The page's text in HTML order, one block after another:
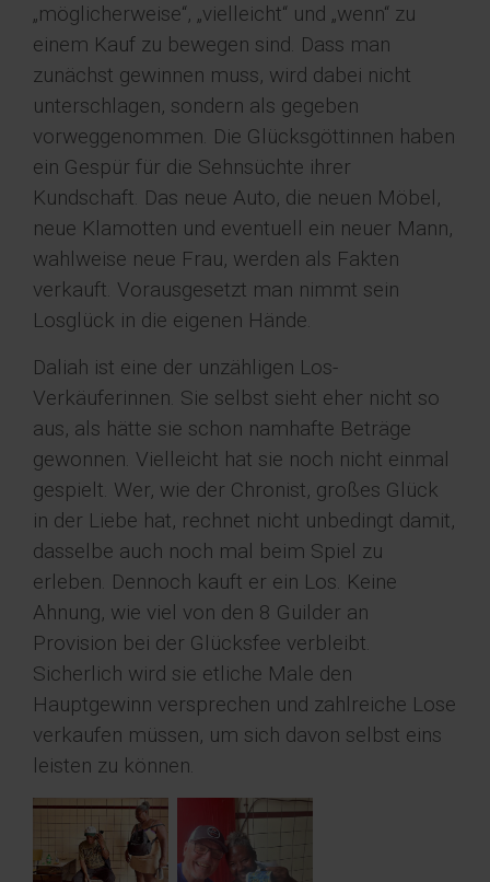
„möglicherweise“, „vielleicht“ und „wenn“ zu
einem Kauf zu bewegen sind. Dass man
zunächst gewinnen muss, wird dabei nicht
unterschlagen, sondern als gegeben
vorweggenommen. Die Glücksgöttinnen haben
ein Gespür für die Sehnsüchte ihrer
Kundschaft. Das neue Auto, die neuen Möbel,
neue Klamotten und eventuell ein neuer Mann,
wahlweise neue Frau, werden als Fakten
verkauft. Vorausgesetzt man nimmt sein
Losglück in die eigenen Hände.
Daliah ist eine der unzähligen Los-
Verkäuferinnen. Sie selbst sieht eher nicht so
aus, als hätte sie schon namhafte Beträge
gewonnen. Vielleicht hat sie noch nicht einmal
gespielt. Wer, wie der Chronist, großes Glück
in der Liebe hat, rechnet nicht unbedingt damit,
dasselbe auch noch mal beim Spiel zu
erleben. Dennoch kauft er ein Los. Keine
Ahnung, wie viel von den 8 Guilder an
Provision bei der Glücksfee verbleibt.
Sicherlich wird sie etliche Male den
Hauptgewinn versprechen und zahlreiche Lose
verkaufen müssen, um sich davon selbst eins
leisten zu können.